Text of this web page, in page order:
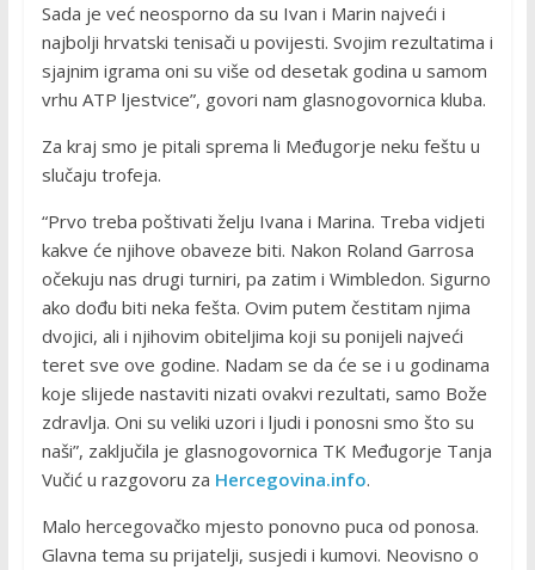
Sada je već neosporno da su Ivan i Marin najveći i
najbolji hrvatski tenisači u povijesti. Svojim rezultatima i
sjajnim igrama oni su više od desetak godina u samom
vrhu ATP ljestvice”, govori nam glasnogovornica kluba.
Za kraj smo je pitali sprema li Međugorje neku feštu u
slučaju trofeja.
“Prvo treba poštivati želju Ivana i Marina. Treba vidjeti
kakve će njihove obaveze biti. Nakon Roland Garrosa
očekuju nas drugi turniri, pa zatim i Wimbledon. Sigurno
ako dođu biti neka fešta. Ovim putem čestitam njima
dvojici, ali i njihovim obiteljima koji su ponijeli najveći
teret sve ove godine. Nadam se da će se i u godinama
koje slijede nastaviti nizati ovakvi rezultati, samo Bože
zdravlja. Oni su veliki uzori i ljudi i ponosni smo što su
naši”, zaključila je glasnogovornica TK Međugorje Tanja
Vučić u razgovoru za Hercegovina.info.
Malo hercegovačko mjesto ponovno puca od ponosa.
Glavna tema su prijatelji, susjedi i kumovi. Neovisno o